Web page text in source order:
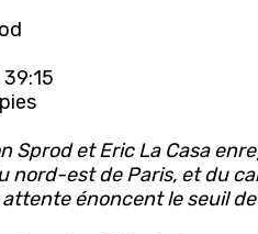
Sprod et Eric La Casa
nord-est de Paris, et du
énoncent le seuil